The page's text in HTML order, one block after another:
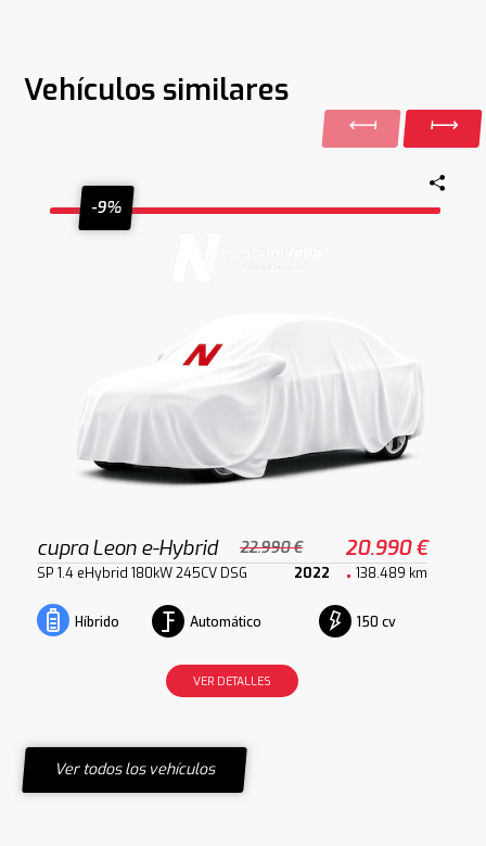
Vehículos similares
-9%
cupra Leon e-Hybrid 22.990 € 20.990 €
SP 1.4 eHybrid 180kW 245CV DSG 2022 138.489 km
Híbrido Automático 150 cv
VER DETALLES
Ver todos los vehículos